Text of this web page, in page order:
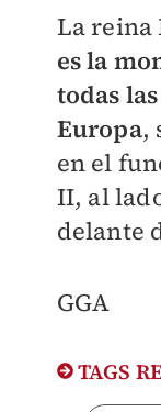
La reina
es la
todas
Europa,
en el
II, al
delante
GGA
TAGS